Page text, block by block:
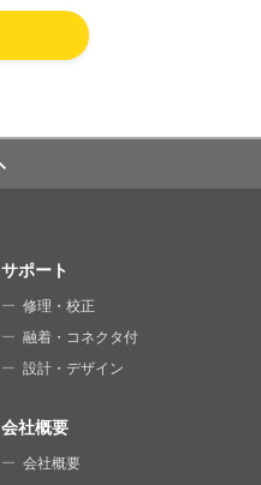
サポート
修理・校正
融着・コネクタ付
設計・デザイン
会社概要
会社概要